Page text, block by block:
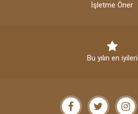
İşletme Öner
Bu yılın en iyileri